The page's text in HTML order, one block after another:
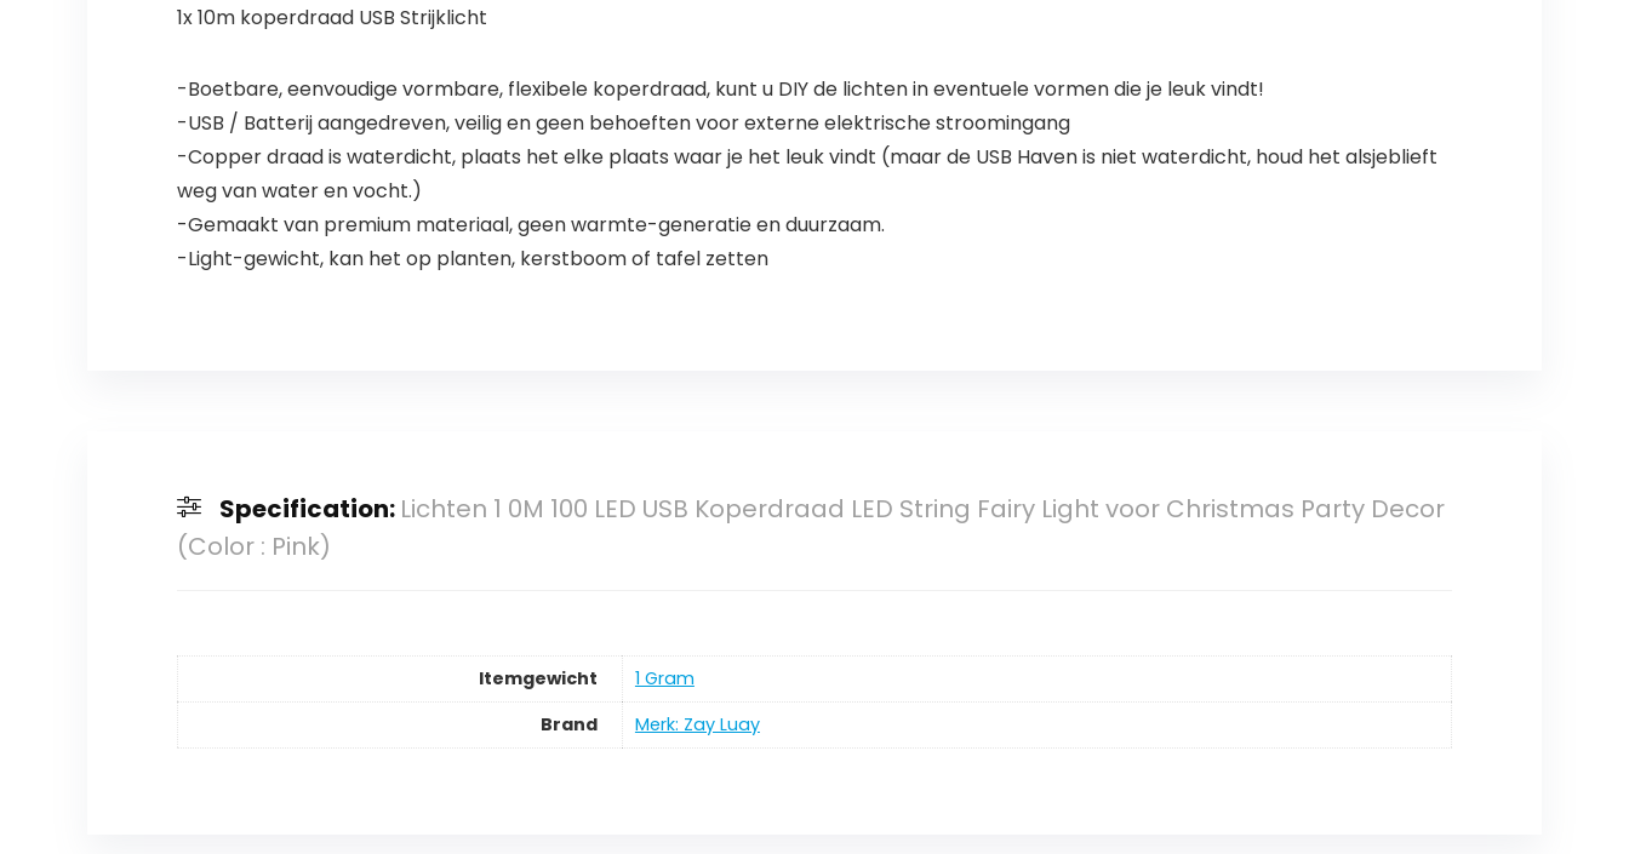
1x 10m koperdraad USB Strijklicht
-Boetbare, eenvoudige vormbare, flexibele koperdraad, kunt u DIY de lichten in eventuele vormen die je leuk vindt!
-USB / Batterij aangedreven, veilig en geen behoeften voor externe elektrische stroomingang
-Copper draad is waterdicht, plaats het elke plaats waar je het leuk vindt (maar de USB Haven is niet waterdicht, houd het alsjeblieft
weg van water en vocht.)
-Gemaakt van premium materiaal, geen warmte-generatie en duurzaam.
-Light-gewicht, kan het op planten, kerstboom of tafel zetten
Specification: Lichten 1 0M 100 LED USB Koperdraad LED String Fairy Light voor Christmas Party Decor
(Color : Pink)
Itemgewicht
‎1 Gram
Brand
Merk: Zay Luay